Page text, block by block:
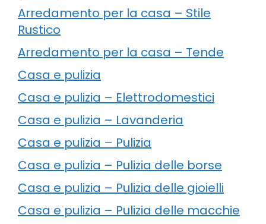
Arredamento per la casa – Stile
Rustico
Arredamento per la casa – Tende
Casa e pulizia
Casa e pulizia – Elettrodomestici
Casa e pulizia – Lavanderia
Casa e pulizia – Pulizia
Casa e pulizia – Pulizia delle borse
Casa e pulizia – Pulizia delle gioielli
Casa e pulizia – Pulizia delle macchie